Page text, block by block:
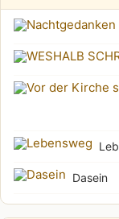
Dasein